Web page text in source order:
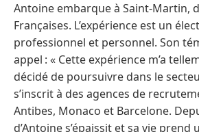
Antoine embarque à Saint-Martin,
Françaises. L’expérience est un
professionnel et personnel. Son
appel : « Cette expérience m’a
décidé de poursuivre dans le
s’inscrit à des agences de
Antibes, Monaco et Barcelone.
d’Antoine s’épaissit et sa vie